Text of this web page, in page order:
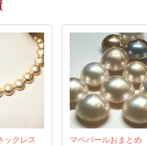
クレス
マベパールおまとめ